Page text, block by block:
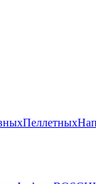
Пеллетных